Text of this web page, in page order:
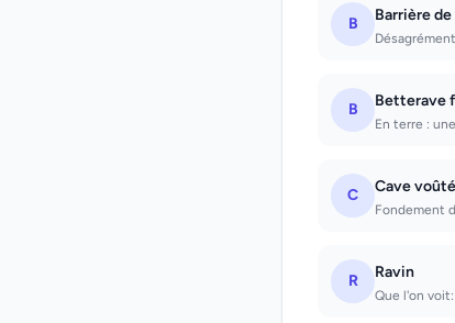
B Barrière de
B Betterave
En terre :
C Cave
Fondement
R Ravin
Que l'on